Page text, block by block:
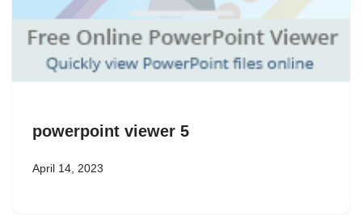
powerpoint viewer 5
April 14, 2023